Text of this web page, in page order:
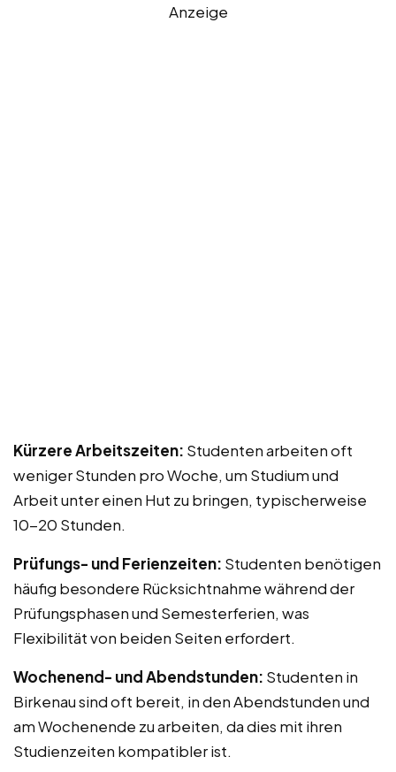
Anzeige
Kürzere Arbeitszeiten: Studenten arbeiten oft
weniger Stunden pro Woche, um Studium und
Arbeit unter einen Hut zu bringen, typischerweise
10-20 Stunden.
Prüfungs- und Ferienzeiten: Studenten benötigen
häufig besondere Rücksichtnahme während der
Prüfungsphasen und Semesterferien, was
Flexibilität von beiden Seiten erfordert.
Wochenend- und Abendstunden: Studenten in
Birkenau sind oft bereit, in den Abendstunden und
am Wochenende zu arbeiten, da dies mit ihren
Studienzeiten kompatibler ist.